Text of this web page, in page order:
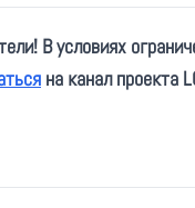
В условиях
на канал проекта